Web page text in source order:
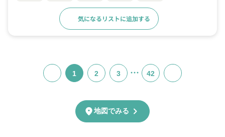
気になるリストに追加する
1 2 3 … 42
location_on地図でみる chevron_right